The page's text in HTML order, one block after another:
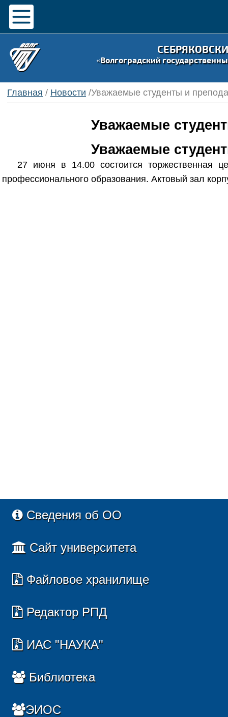
«Волгоградский
Главная / Новости /Уважаемые студенты и
Уважаемые
Уважаемые
27 июня в 14.00 состоится торжественная
профессионального образования. Актовый зал
Сведения об ОО
Сайт университета
Файловое хранилище
Редактор РПД
ИАС "НАУКА"
Библиотека
ЭИОС